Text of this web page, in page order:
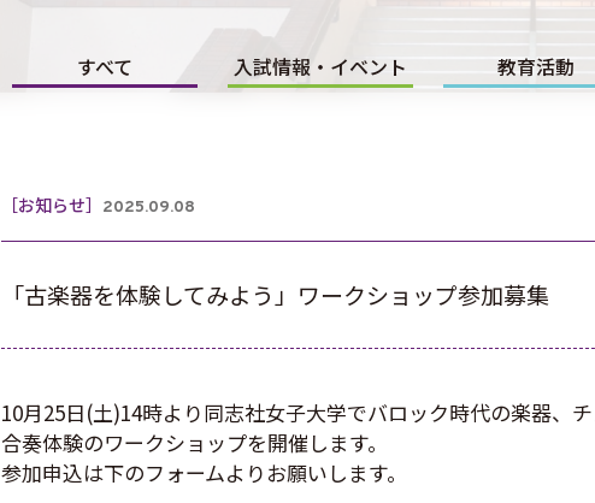
すべて 入試情報・イベント 教育活動
［お知らせ］ 2025.09.08
「古楽器を体験してみよう」ワークショップ参加募集
10月25日(土)14時より同志社女子大学でバロック時代の楽器、
合奏体験のワークショップを開催します。
参加申込は下のフォームよりお願いします。